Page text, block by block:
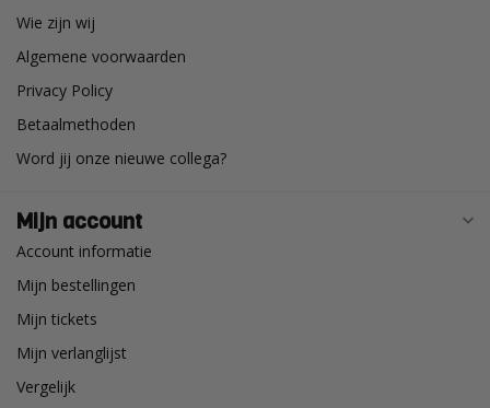
Wie zijn wij
Algemene voorwaarden
Privacy Policy
Betaalmethoden
Word jij onze nieuwe collega?
Mijn account
Account informatie
Mijn bestellingen
Mijn tickets
Mijn verlanglijst
Vergelijk